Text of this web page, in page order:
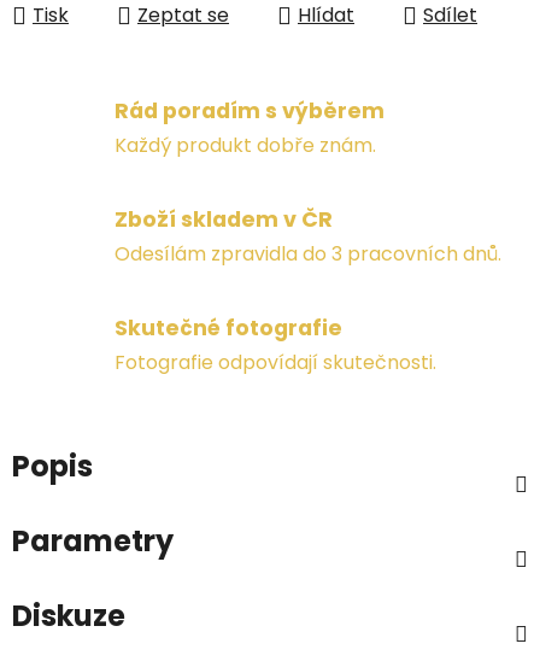
Tisk Zeptat se Hlídat Sdílet
Rád poradím s výběrem
Každý produkt dobře znám.
Zboží skladem v ČR
Odesílám zpravidla do 3 pracovních dnů.
Skutečné fotografie
Fotografie odpovídají skutečnosti.
Popis
Parametry
Diskuze